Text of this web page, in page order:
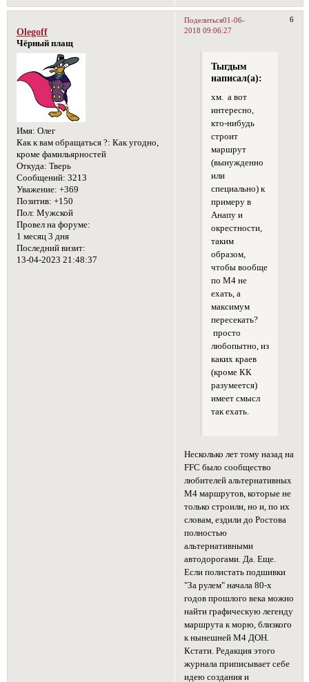
Поделиться 6
01-06-
2018 09:06:27
Olegoff
Чёрный плащ
Имя: Олег
Как к вам обращаться ?: Как угодно,
кроме фамильярностей
Откуда: Тверь
Сообщений: 3213
Уважение: +369
Позитив: +150
Пол: Мужской
Провел на форуме:
1 месяц 3 дня
Последний визит:
13-04-2023 21:48:37
Тыгдым
написал(а):
хм. а вот
интересно,
кто-нибудь
строит
маршрут
(вынужденно
или
специально) к
примеру в
Анапу и
окрестности,
таким
образом,
чтобы вообще
по М4 не
ехать, а
максимум
пересекать?
просто
любопытно, из
каких краев
(кроме КК
разумеется)
имеет смысл
так ехать.
Несколько лет тому назад на
FFC было сообщество
любителей альтернативных
М4 маршрутов, которые не
только строили, но и, по их
словам, ездили до Ростова
полностью
альтернативными
автодорогами. Да. Еще.
Если полистать подшивки
"За рулем" начала 80-х
годов прошлого века можно
найти графическую легенду
маршрута к морю, близкого
к нынешней М4 ДОН.
Кстати. Редакция этого
журнала приписывает себе
идею создания и